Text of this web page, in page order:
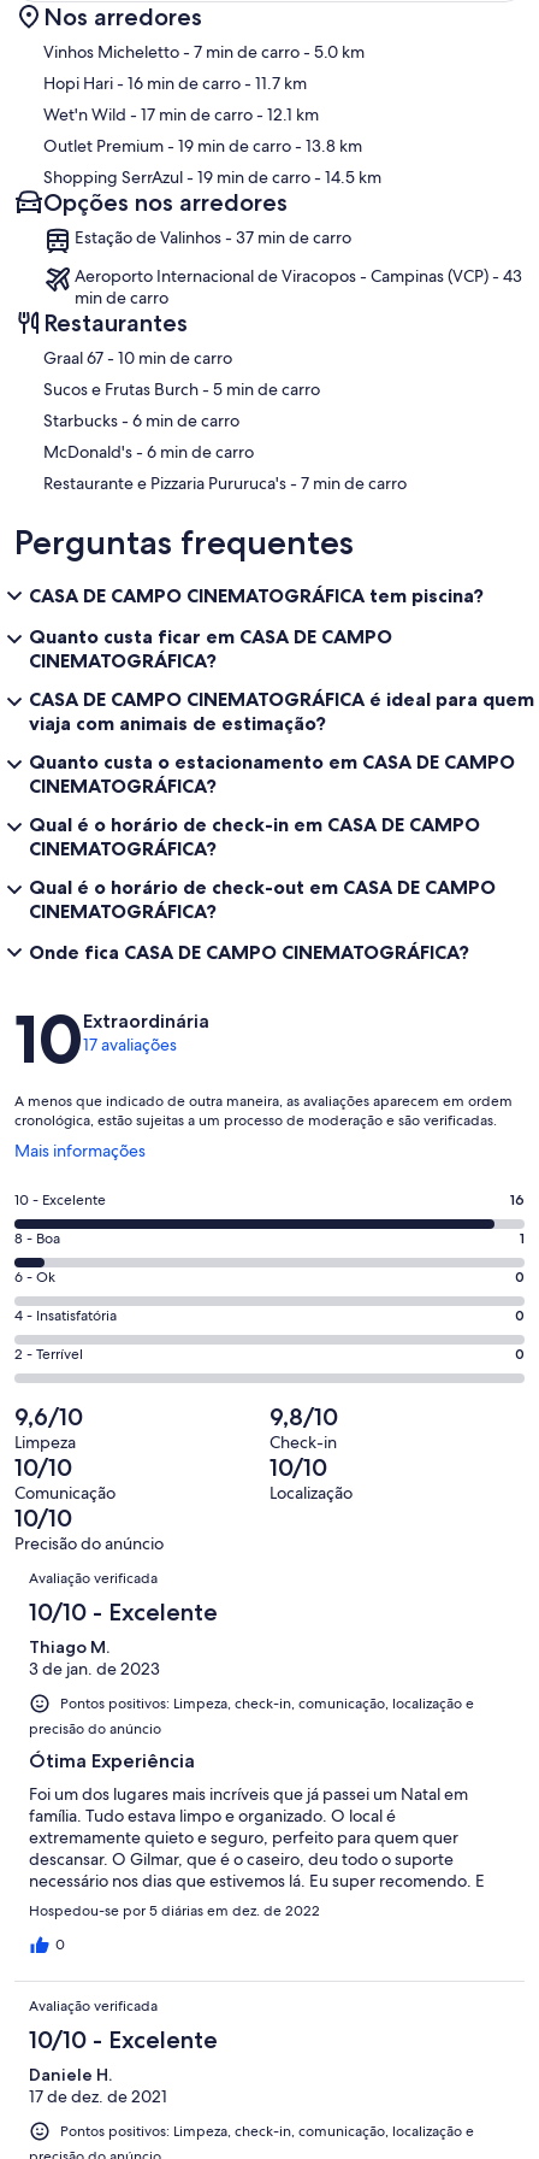
Mapa
Nos arredores
Vinhos Micheletto- 7 min de carro- 5.0 km
Hopi Hari- 16 min de carro- 11.7 km
Wet'n Wild - 17 min de carro- 12.1 km
Outlet Premium- 19 min de carro- 13.8 km
Shopping SerrAzul- 19 min de carro- 14.5 km
Opções nos arredores
Estação de Valinhos - 37 min de carro
Aeroporto Internacional de Viracopos - Campinas (VCP) - 43
min de carro
Restaurantes
‪Graal 67 - ‬10 min de carro
‪Sucos e Frutas Burch - ‬5 min de carro
‪Starbucks - ‬6 min de carro
‪McDonald's - ‬6 min de carro
‪Restaurante e Pizzaria Pururuca's - ‬7 min de carro
Perguntas frequentes
CASA DE CAMPO CINEMATOGRÁFICA tem piscina?
Quanto custa ficar em CASA DE CAMPO
CINEMATOGRÁFICA?
CASA DE CAMPO CINEMATOGRÁFICA é ideal para quem
viaja com animais de estimação?
Quanto custa o estacionamento em CASA DE CAMPO
CINEMATOGRÁFICA?
Qual é o horário de check-in em CASA DE CAMPO
CINEMATOGRÁFICA?
Qual é o horário de check-out em CASA DE CAMPO
CINEMATOGRÁFICA?
Onde fica CASA DE CAMPO CINEMATOGRÁFICA?
Avaliações
10Extraordinária
17 avaliações
A menos que indicado de outra maneira, as avaliações aparecem em ordem
cronológica, estão sujeitas a um processo de moderação e são verificadas.
Mais informações
Abre
uma
nova
janela
Nota
10
-
Excelente.
16
de
17
avaliações
10 - Excelente 16
Nota
8
-
Boa.
1
de
17
avaliações
8 - Boa 1
Nota
6
-
Ok.
0
de
17
avaliações
6 - Ok 0
Nota
4
-
0
de
17
avaliações
4 - Insatisfatória 0
Nota
2
-
Terrível.
0
de
17
avaliações
2 - Terrível 0
9,6/10
Limpeza
9,8/10
Check-in
10/10
Comunicação
10/10
Localização
10/10
Precisão do anúncio
Avaliações
Avaliação verificada
10/10 - Excelente
Thiago M.
3 de jan. de 2023
Pontos positivos: Limpeza, check-in, comunicação, localização e
precisão do anúncio
Ótima Experiência
Foi um dos lugares mais incríveis que já passei um Natal em
família. Tudo estava limpo e organizado. O local é
extremamente quieto e seguro, perfeito para quem quer
descansar. O Gilmar, que é o caseiro, deu todo o suporte
necessário nos dias que estivemos lá. Eu super recomendo. E
voltaria.
Hospedou-se por 5 diárias em dez. de 2022
0
Avaliação verificada
10/10 - Excelente
Daniele H.
17 de dez. de 2021
Pontos positivos: Limpeza, check-in, comunicação, localização e